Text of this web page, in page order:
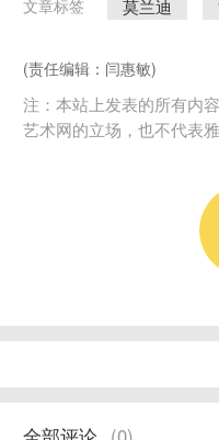
文章标签 莫兰迪
(责任编辑：闫惠敏)
注：本站上发表的所有内
艺术网的立场，也不代表